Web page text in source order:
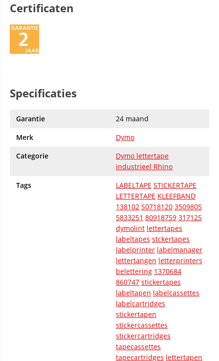
Certificaten
Specificaties
Garantie
24 maand
Merk
Dymo
Categorie
Dymo lettertape
industrieel Rhino
Tags
LABELTAPE STICKERTAPE
LETTERTAPE KLEEFBAND
138102 S0718120 3509805
5833251 80918759 317125
dymolint lettertapes
labeltapes stckertapes
labelprinter labelmanager
lettertangen letterprinters
belettering 1370684
860747 stickertapes
labeltapen labelcassettes
labelcartridges
stickertapen
stickercassettes
stickercartridges
tapecassettes
tapecartridges lettertapen